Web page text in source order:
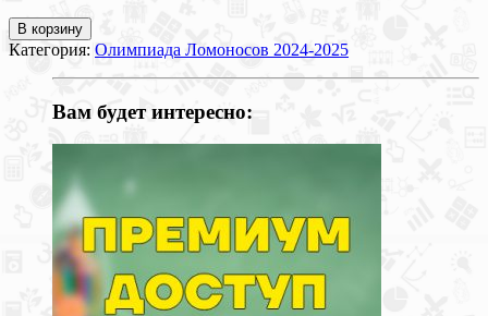
В корзину
Категория: Олимпиада Ломоносов 2024-2025
Вам будет интересно: